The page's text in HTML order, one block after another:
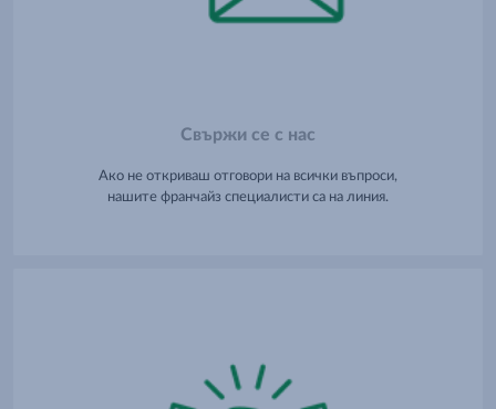
Свържи се с нас
Ако не откриваш отговори на всички въпроси,
нашите франчайз специалисти са на линия.